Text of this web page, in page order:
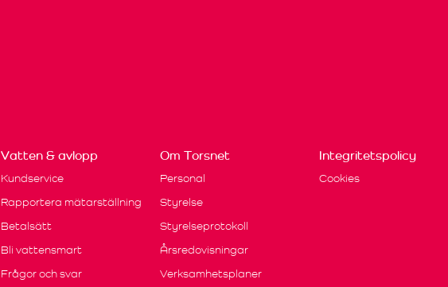
Vatten & avlopp
Kundservice
Rapportera mätarställning
Betalsätt
Bli vattensmart
Frågor och svar
Om Torsnet
Personal
Styrelse
Styrelseprotokoll
Årsredovisningar
Verksamhetsplaner
Integritetspolicy
Cookies